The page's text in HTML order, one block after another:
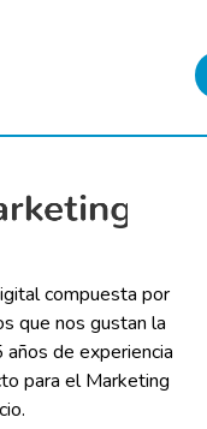
compuesta por
que nos gustan la
de experiencia
para el Marketing